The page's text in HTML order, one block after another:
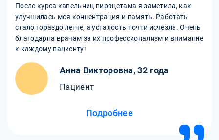
После курса капельниц пирацетама я заметила, как
улучшилась моя концентрация и память. Работать
стало гораздо легче, а усталость почти исчезла. Очень
благодарна врачам за их профессионализм и внимание
к каждому пациенту!
Анна Викторовна, 32 года
Пациент
Подробнее